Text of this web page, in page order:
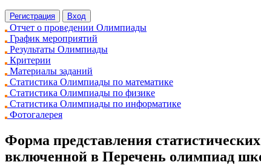
Регистрация Вход
Отчет о проведении Олимпиады
График мероприятий
Результаты Олимпиады
Критерии
Материалы заданий
Статистика Олимпиады по математике
Статистика Олимпиады по физике
Статистика Олимпиады по информатике
Фотогалерея
Форма представления
включенной в Перечень олимпиад